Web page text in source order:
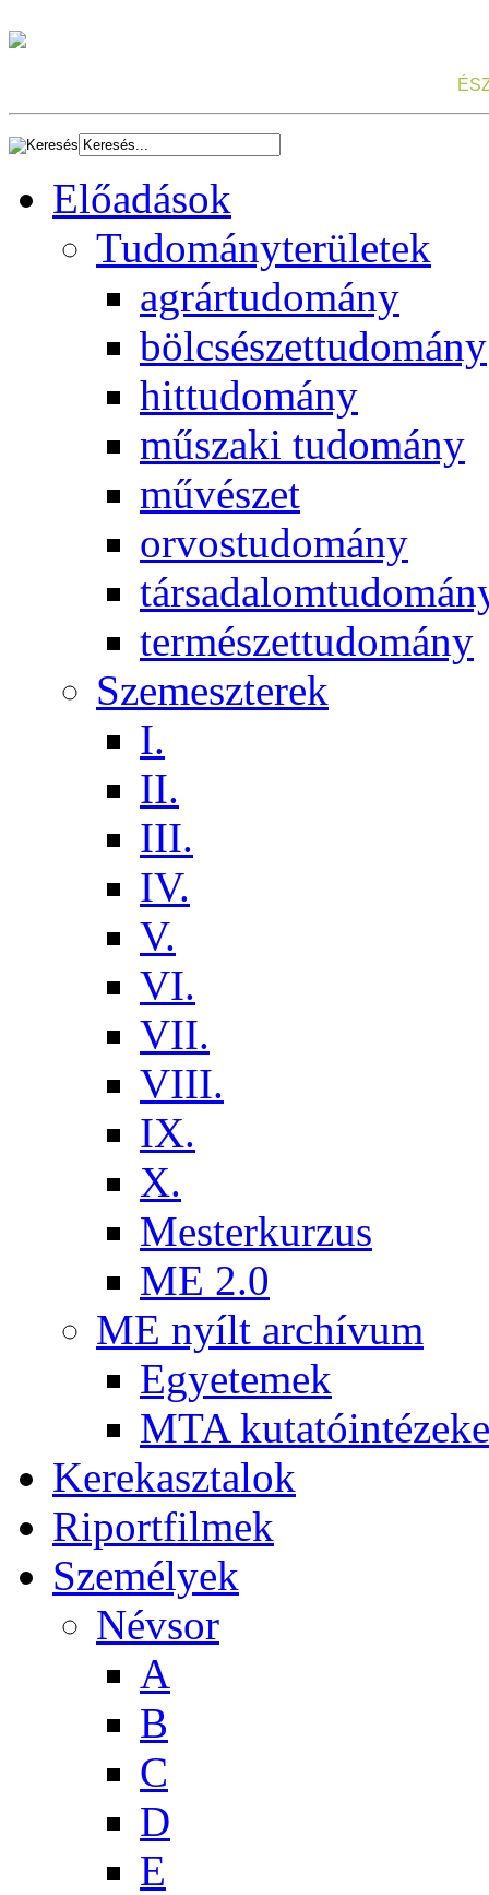
Előadások
Tudományterületek
agrártudomány
bölcsészettudomány
hittudomány
műszaki tudomány
művészet
orvostudomány
természettudomány
Szemeszterek
I.
II.
III.
IV.
V.
VI.
VII.
VIII.
IX.
X.
Mesterkurzus
ME 2.0
ME nyílt archívum
Egyetemek
MTA
Kerekasztalok
Riportfilmek
Személyek
Névsor
A
B
C
D
E